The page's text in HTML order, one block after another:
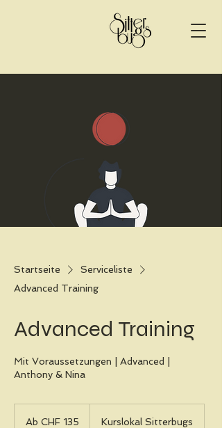
Startseite
Serviceliste
Advanced Training
Advanced Training
Mit Voraussetzungen | Advanced |
Anthony & Nina
Schweizer
Ab CHF 135 Kurslokal Sitterbugs